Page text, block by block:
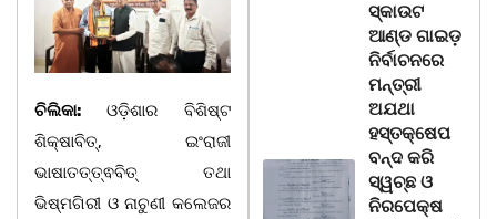
ଚିଲିକା: ଓଡ଼ିଶାର ବିଶିଷ୍ଟ
ଶିକ୍ଷାବିତ୍, ଇଂରାଜୀ
ଭାଷାତତ୍ତ୍ଵବିତ୍ ତଥା
ଭିଷ୍ମଗିରୀ ଓ ନାଚୁଣୀ କଲେଜର
ସ୍କାଉଟ
ଆଣ୍ଡ ଗାଇଡ଼
ନିର୍ବାଚନରେ
ମନ୍ତ୍ରୀ
ଅଯଥା
ହସ୍ତକ୍ଷେପ
ବନ୍ଦ କରି
ସ୍ୱଚ୍ଛ ଓ
ନିରପେକ୍ଷ